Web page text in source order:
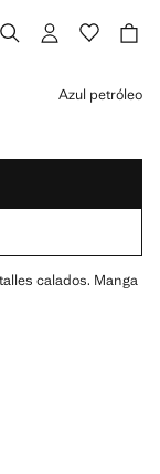
Azul petróleo
calados. Manga